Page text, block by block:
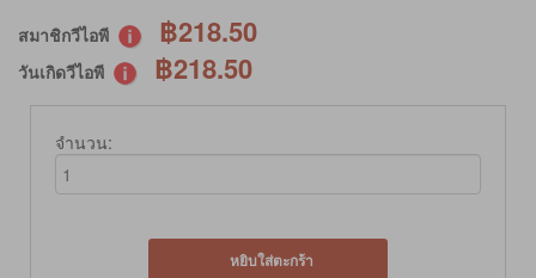
สมาชิกวีไอพี ฿218.50
วันเกิดวีไอพี ฿218.50
จำนวน:
หยิบใส่ตะกร้า